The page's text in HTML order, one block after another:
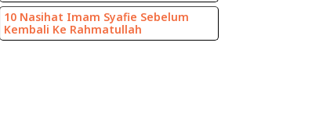
10 Nasihat Imam Syafie Sebelum
Kembali Ke Rahmatullah